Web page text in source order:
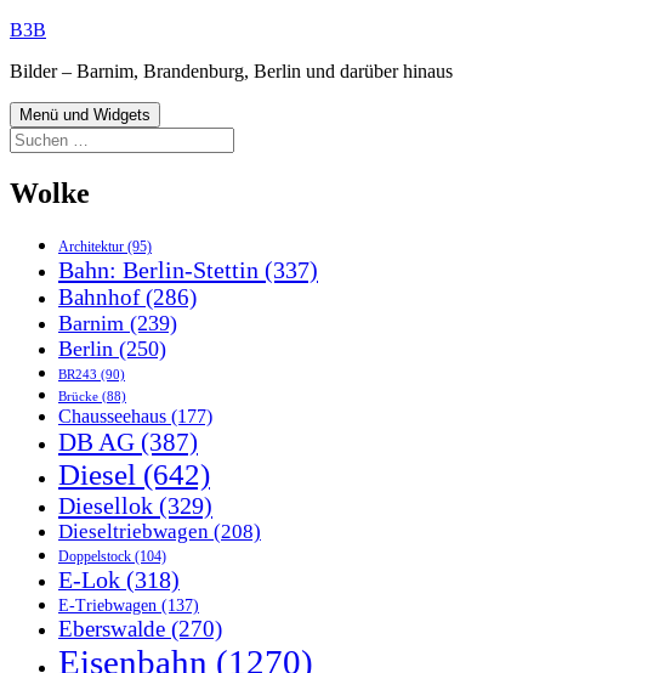
Zum
springen
B3B
Bilder – Barnim, Brandenburg, Berlin und darüber hinaus
Menü und Widgets
Suchen
nach:
Wolke
Architektur (95)
Bahn: Berlin-Stettin (337)
Bahnhof(286)
Barnim (239)
Berlin (250)
BR243 (90)
Brücke (88)
Chausseehaus (177)
DB AG (387)
Diesel (642)
Diesellok (329)
Dieseltriebwagen (208)
Doppelstock (104)
E-Lok (318)
E-Triebwagen (137)
Eberswalde (270)
Eisenbahn (1270)